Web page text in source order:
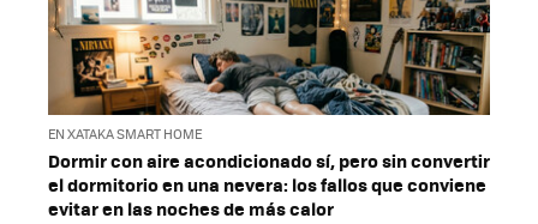
EN XATAKA SMART HOME
Dormir con aire acondicionado sí, pero sin convertir
el dormitorio en una nevera: los fallos que conviene
evitar en las noches de más calor